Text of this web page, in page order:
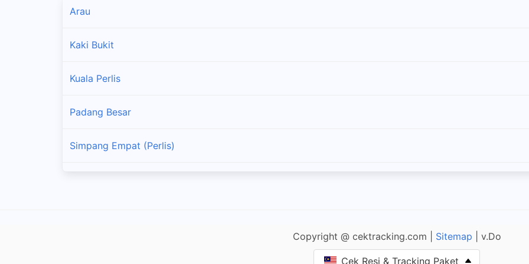
Arau
Kaki Bukit
Kuala Perlis
Padang Besar
Simpang Empat (Perlis)
Copyright @ cektracking.com | Sitemap | v.Do
Cek Resi & Tracking Paket